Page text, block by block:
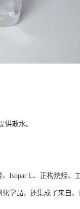
供散水。
Isopar L、正构烷烃、
学品，还集成了来自